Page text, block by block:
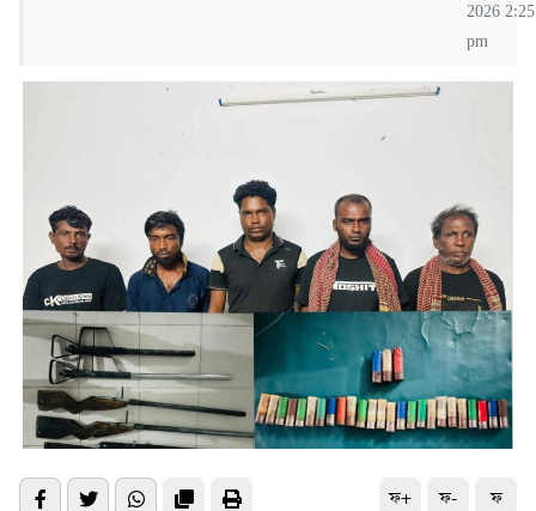
2026 2:25
pm
ফ+ ফ- ফ